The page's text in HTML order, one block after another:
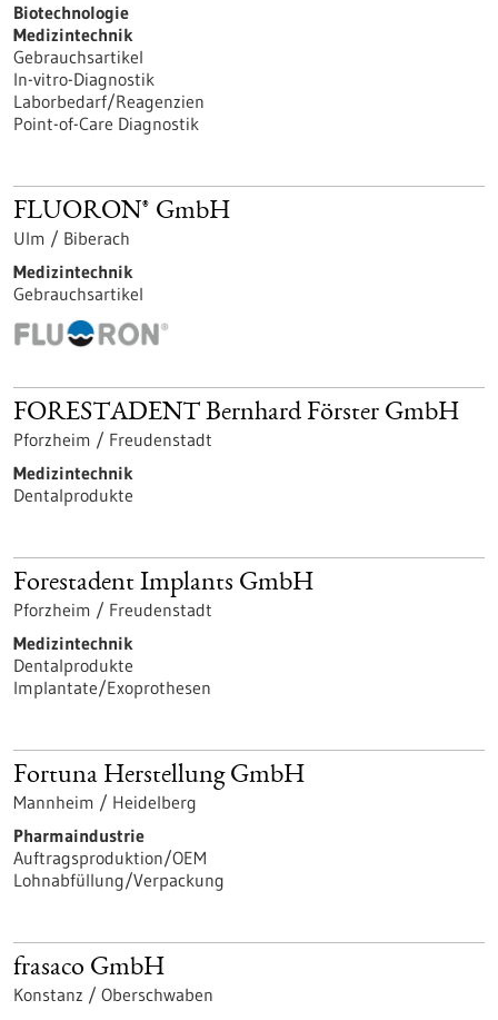
Biotechnologie
Medizintechnik
Gebrauchsartikel
In-vitro-Diagnostik
Laborbedarf/Reagenzien
Point-of-Care Diagnostik
FLUORON® GmbH
Ulm / Biberach
Medizintechnik
Gebrauchsartikel
FORESTADENT Bernhard Förster GmbH
Pforzheim / Freudenstadt
Medizintechnik
Dentalprodukte
Forestadent Implants GmbH
Pforzheim / Freudenstadt
Medizintechnik
Dentalprodukte
Implantate/Exoprothesen
Fortuna Herstellung GmbH
Mannheim / Heidelberg
Pharmaindustrie
Auftragsproduktion/OEM
Lohnabfüllung/Verpackung
frasaco GmbH
Konstanz / Oberschwaben